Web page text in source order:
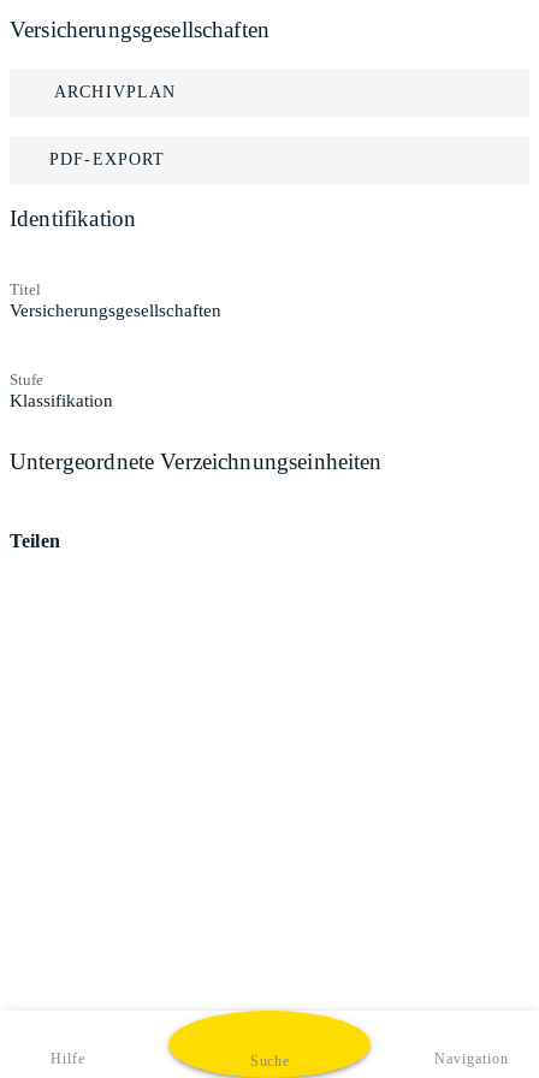
Versicherungsgesellschaften
ARCHIVPLAN
PDF-EXPORT
Identifikation
Titel
Versicherungsgesellschaften
Stufe
Klassifikation
Untergeordnete Verzeichnungseinheiten
Teilen
Hilfe Suche Navigation